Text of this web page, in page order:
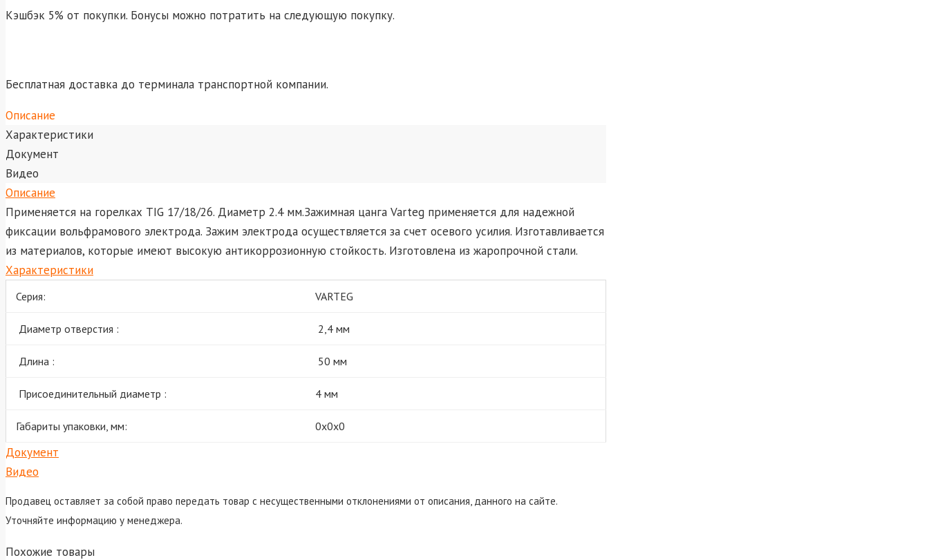
Кэшбэк 5% от покупки. Бонусы можно потратить на следующую покупку.
Бесплатная доставка до терминала транспортной компании.
Описание
Характеристики
Документ
Видео
Описание
Применяется на горелках TIG 17/18/26. Диаметр 2.4 мм.Зажимная цанга Varteg применяется для надежной
фиксации вольфрамового электрода. Зажим электрода осуществляется за счет осевого усилия. Изготавливается
из материалов, которые имеют высокую антикоррозионную стойкость. Изготовлена из жаропрочной стали.
Характеристики
Серия: VARTEG
Диаметр отверстия : 2,4 мм
Длина : 50 мм
Присоединительный диаметр : 4 мм
Габариты упаковки, мм: 0х0х0
Документ
Видео
Продавец оставляет за собой право передать товар с несущественными отклонениями от описания, данного на сайте.
Уточняйте информацию у менеджера.
Похожие товары